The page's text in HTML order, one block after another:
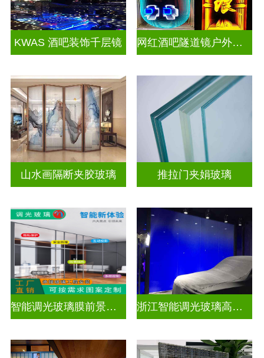
KWAS 酒吧装饰千层镜 网红酒吧隧道镜户外门头招牌千层镜深渊镜
山水画隔断夹胶玻璃 推拉门夹娟玻璃
智能调光玻璃膜前景如何 浙江智能调光玻璃高隔间拆装